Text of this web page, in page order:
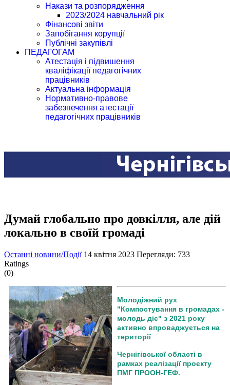
Накази та розпорядження
2023/2024 навчальний рік
Фінансові звіти
Запобігання корупції
Публічні закупівлі
ПЕДАГОГАМ
Атестація і підвишення
кваліфікації педагогічних
працівників
Актуальна інформація
Нормативно-правове
забезпечення атестації
педагогічних працівників
Думай глобально про довкілля, але дій
локально в своїй громаді
Останні новини/Події 14 квітня 2023 Перегляди: 733
Ratings
(0)
Молодіжний рух
"Компостування в громадах -
молодь діє" з 2021 року
активно впроваджується на
території
Чернігівської області в
рамках реалізації проєкту
ПМГ ПРООН-ГЕФ.